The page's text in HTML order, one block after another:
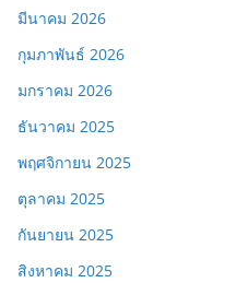
มีนาคม 2026
กุมภาพันธ์ 2026
มกราคม 2026
ธันวาคม 2025
พฤศจิกายน 2025
ตุลาคม 2025
กันยายน 2025
สิงหาคม 2025